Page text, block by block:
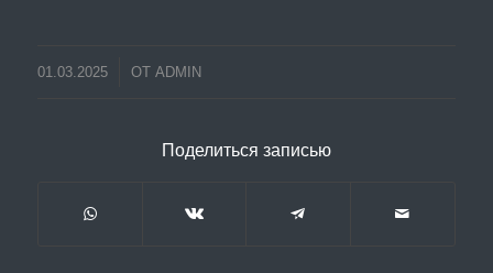
01.03.2025 ОТ ADMIN
Поделиться записью